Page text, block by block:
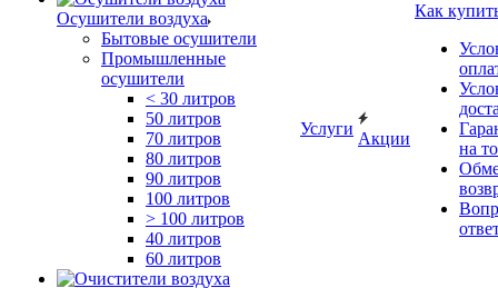
Осушители воздуха
Бытовые осушители
Промышленные
осушители
< 30 литров
50 литров
70 литров
80 литров
90 литров
100 литров
> 100 литров
40 литров
60 литров
Услуги
Акции
Как
на